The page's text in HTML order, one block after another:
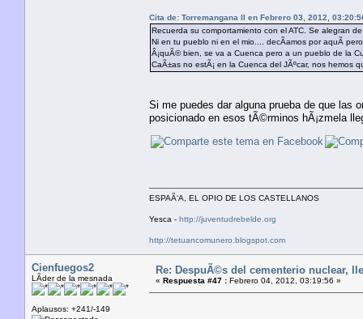
Cita de: Torremangana II en Febrero 03, 2012,
Recuerda su comportamiento con el ATC. Se alegran
Ni en tu pueblo ni en el mio.... decÃ­amos por aquÃ­
Â¡quÃ© bien, se va a Cuenca pero a un pueblo de la
CaÃ±as no estÃ¡ en la Cuenca del JÃºcar, nos hemos
Si me puedes dar alguna prueba de que las
posicionado en esos tÃ©rminos hÃ¡zmela
ESPAÃ‘A, EL OPIO DE LOS CASTELLANOS
Yesca - http://juventudrebelde.org
http://tetuancomunero.blogspot.com
Cienfuegos2
LÃ­der de la mesnada
Aplausos: +241/-149
Re: DespuÃ©s del cementerio nuclear,
« Respuesta #47 : Febrero 04, 2012, 03:19:56 »